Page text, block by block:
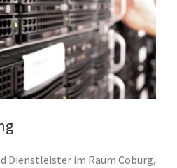
Dienstleister im Raum Coburg,